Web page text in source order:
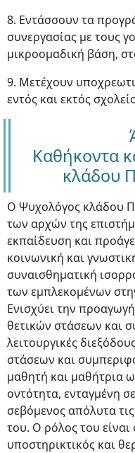
8. Εντάσσουν τα
συνεργασίας με τους
μικροομαδική βάση,
9. Μετέχουν
εντός και εκτός
Καθήκοντα
κλάδου
Ο Ψυχολόγος κλάδου
των αρχών της
εκπαίδευση και
κοινωνική και
συναισθηματική
των εμπλεκομένων
Ενισχύει την
θετικών στάσεων και
λειτουργικές
στάσεων και
μαθητή και μαθήτρια
οντότητα, ενταγμένη
σεβόμενος απόλυτα
του. Ο ρόλος του είναι
υποστηρικτικός και